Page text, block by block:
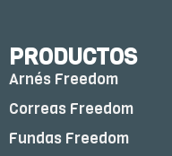
PRODUCTOS
Arnés Freedom
Correas Freedom
Fundas Freedom